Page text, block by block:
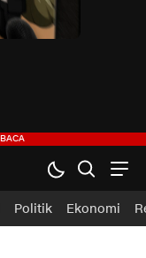
Politik Ekonomi